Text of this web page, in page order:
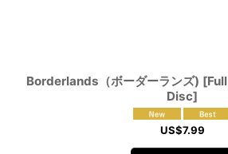
Borderlands（ボーダーランズ)
Disc]
US$7.99